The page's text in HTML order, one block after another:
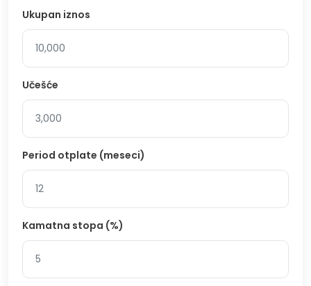
Ukupan iznos
Učešće
Period otplate (meseci)
Kamatna stopa (%)